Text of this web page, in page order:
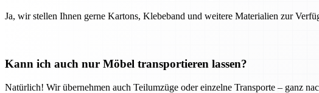
Ja, wir stellen Ihnen gerne Kartons, Klebeband und weitere Materialien zur
Kann ich auch nur Möbel transportieren lassen?
Natürlich! Wir übernehmen auch Teilumzüge oder einzelne Transporte – ganz